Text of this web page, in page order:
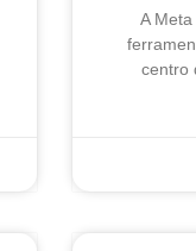
A
centro